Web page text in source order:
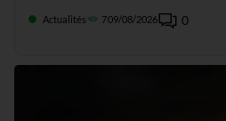
Actualités 709/08/2026 0